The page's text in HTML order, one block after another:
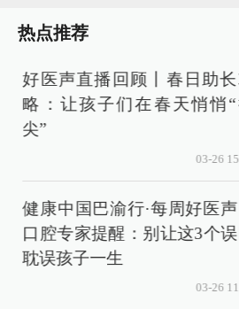
热点推荐
好医声直播回顾丨春日助
略：让孩子们在春天悄悄
尖”
03-26
健康中国巴渝行·每周好医声
口腔专家提醒：别让这3个
耽误孩子一生
03-26